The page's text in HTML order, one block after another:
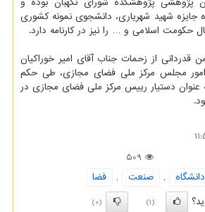
جایزه شهید شهریاری، دانشجوی نمونه کشوری
از زحمات جناب آقای امیر خوراکیان
مجلس مرکز ملی فضای مجازی، طی حکم
عنوان دستیار رییس مرکز ملی فضای مجازی در
509
دانشگاه , صنعت ,
فضا
(1)
(0)